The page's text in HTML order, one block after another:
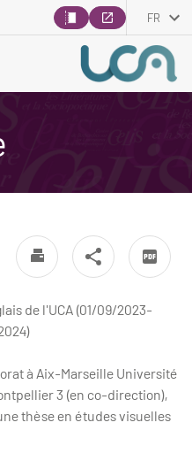
FR
de l'UCA (01/09/2023-
à Aix-Marseille Université
3 (en co-direction),
thèse en études visuelles